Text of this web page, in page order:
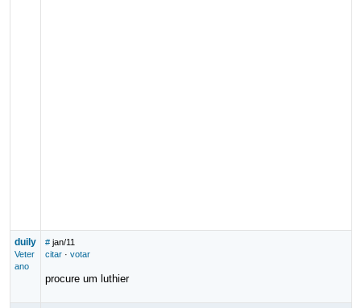
duily
Veter
ano
# jan/11
citar· votar
procure um luthier